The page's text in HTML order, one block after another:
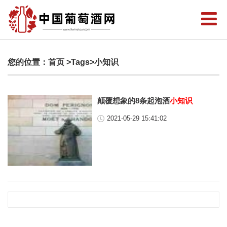
您的位置： 首页 >Tags>小知识
颠覆想象的8条起泡酒小知识
2021-05-29 15:41:02